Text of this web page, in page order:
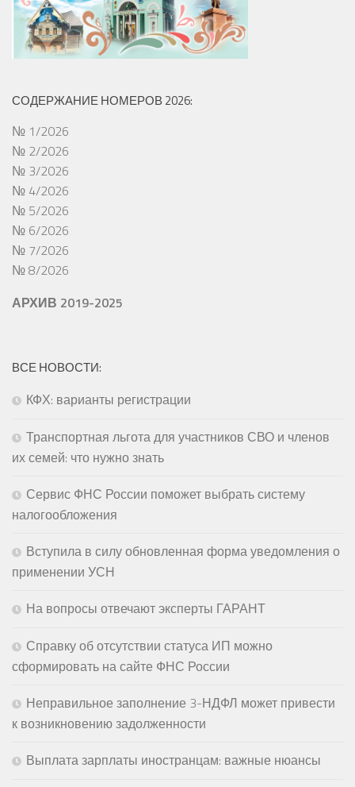
СОДЕРЖАНИЕ НОМЕРОВ 2026:
№ 1/2026
№ 2/2026
№ 3/2026
№ 4/2026
№ 5/2026
№ 6/2026
№ 7/2026
№ 8/2026
АРХИВ 2019-2025
ВСЕ НОВОСТИ:
КФХ: варианты регистрации
Транспортная льгота для участников СВО и членов
их семей: что нужно знать
Сервис ФНС России поможет выбрать систему
налогообложения
Вступила в силу обновленная форма уведомления о
применении УСН
На вопросы отвечают эксперты ГАРАНТ
Справку об отсутствии статуса ИП можно
сформировать на сайте ФНС России
Неправильное заполнение 3-НДФЛ может привести
к возникновению задолженности
Выплата зарплаты иностранцам: важные нюансы